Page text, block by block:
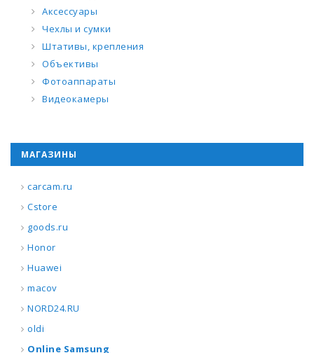
Аксессуары
Чехлы и сумки
Штативы, крепления
Объективы
Фотоаппараты
Видеокамеры
МАГАЗИНЫ
carcam.ru
Cstore
goods.ru
Honor
Huawei
macov
NORD24.RU
oldi
Online Samsung